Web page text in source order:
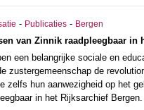
- Publicaties - Bergen
van Zinnik raadpleegbaar in
een belangrijke sociale en
zustergemeenschap de
zelfs hun aanwezigheid op het
in het Rijksarchief Bergen.